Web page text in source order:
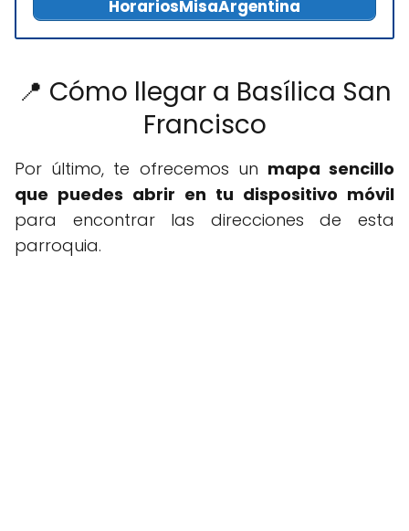
HorariosMisaArgentina
📍 Cómo llegar a Basílica San
Francisco
Por último, te ofrecemos un mapa sencillo
que puedes abrir en tu dispositivo móvil
para encontrar las direcciones de esta
parroquia.